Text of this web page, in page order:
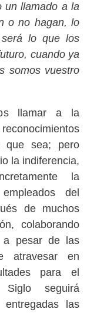
un llamado a la
o no hagan, lo
lo que los
cuando ya
somos vuestro
llamar a la
que sea; pero
la indiferencia,
la
del
de muchos
colaborando
a pesar de las
atravesar en
para el
Siglo seguirá
las